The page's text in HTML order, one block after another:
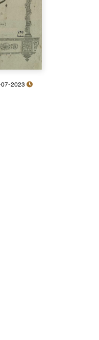
30-07-2023